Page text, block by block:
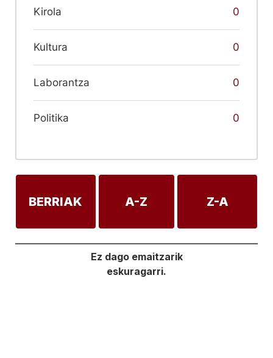
Kirola 0
Kultura 0
Laborantza 0
Politika 0
BERRIAK A-Z Z-A
Ez dago emaitzarik
eskuragarri.